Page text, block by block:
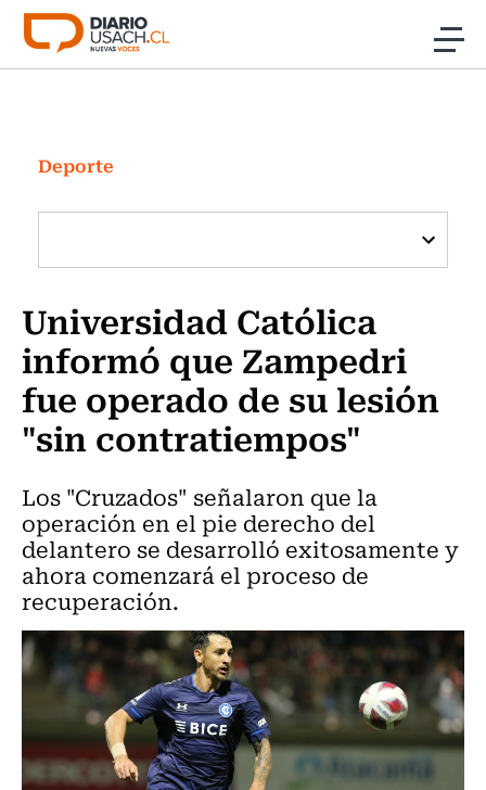
Click acá para ir directamente al contenido
Investigación
Cultura
Programas Radio y TV Usach
Deporte
Universidad Católica
informó que Zampedri
fue operado de su lesión
"sin contratiempos"
Los "Cruzados" señalaron que la
operación en el pie derecho del
delantero se desarrolló exitosamente y
ahora comenzará el proceso de
recuperación.